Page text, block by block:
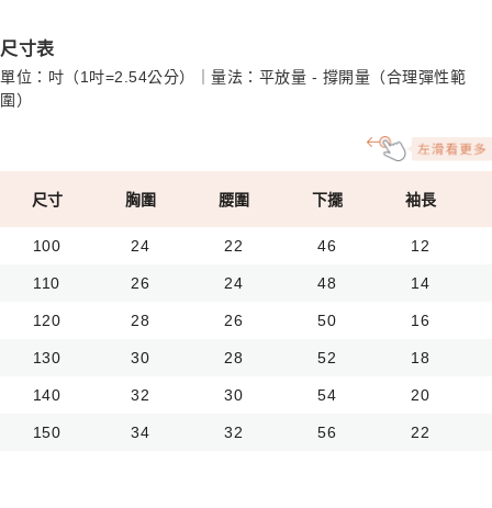
尺寸表
單位：吋（1吋=2.54公分）｜量法：平放量 - 撐開量（合理彈性範
圍）
尺寸 胸圍 腰圍 下擺 袖長
100 24 22 46 12
110 26 24 48 14
120 28 26 50 16
130 30 28 52 18
140 32 30 54 20
150 34 32 56 22